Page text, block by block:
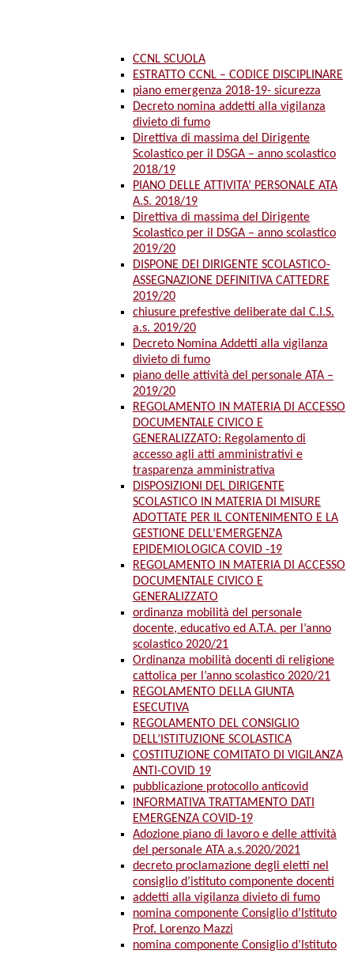
CCNL SCUOLA
ESTRATTO CCNL – CODICE DISCIPLINARE
piano emergenza 2018-19- sicurezza
Decreto nomina addetti alla vigilanza
divieto di fumo
Direttiva di massima del Dirigente
Scolastico per il DSGA – anno scolastico
2018/19
PIANO DELLE ATTIVITA’ PERSONALE ATA
A.S. 2018/19
Direttiva di massima del Dirigente
Scolastico per il DSGA – anno scolastico
2019/20
DISPONE DEI DIRIGENTE SCOLASTICO-
ASSEGNAZIONE DEFINITIVA CATTEDRE
2019/20
chiusure prefestive deliberate dal C.I.S.
a.s. 2019/20
Decreto Nomina Addetti alla vigilanza
divieto di fumo
piano delle attività del personale ATA –
2019/20
REGOLAMENTO IN MATERIA DI ACCESSO
DOCUMENTALE CIVICO E
GENERALIZZATO: Regolamento di
accesso agli atti amministrativi e
trasparenza amministrativa
DISPOSIZIONI DEL DIRIGENTE
SCOLASTICO IN MATERIA DI MISURE
ADOTTATE PER IL CONTENIMENTO E LA
GESTIONE DELL’EMERGENZA
EPIDEMIOLOGICA COVID -19
REGOLAMENTO IN MATERIA DI ACCESSO
DOCUMENTALE CIVICO E
GENERALIZZATO
ordinanza mobilità del personale
docente, educativo ed A.T.A. per l’anno
scolastico 2020/21
Ordinanza mobilità docenti di religione
cattolica per l’anno scolastico 2020/21
REGOLAMENTO DELLA GIUNTA
ESECUTIVA
REGOLAMENTO DEL CONSIGLIO
DELL’ISTITUZIONE SCOLASTICA
COSTITUZIONE COMITATO DI VIGILANZA
ANTI-COVID 19
pubblicazione protocollo anticovid
INFORMATIVA TRATTAMENTO DATI
EMERGENZA COVID-19
Adozione piano di lavoro e delle attività
del personale ATA a.s.2020/2021
decreto proclamazione degli eletti nel
consiglio d’istituto componente docenti
addetti alla vigilanza divieto di fumo
nomina componente Consiglio d’Istituto
Prof. Lorenzo Mazzi
nomina componente Consiglio d’Istituto